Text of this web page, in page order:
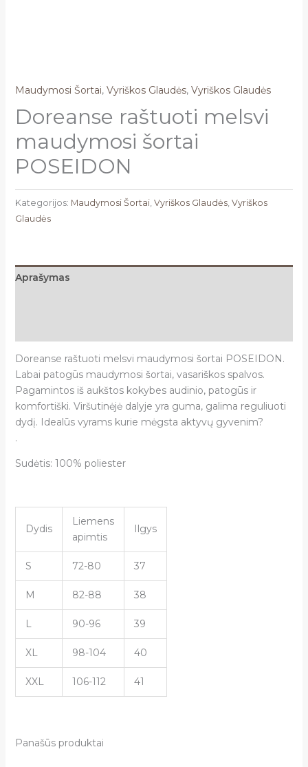
Maudymosi Šortai, Vyriškos Glaudės, Vyriškos Glaudės
Doreanse raštuoti melsvi
maudymosi šortai
POSEIDON
Kategorijos: Maudymosi Šortai, Vyriškos Glaudės, Vyriškos
Glaudės
Aprašymas
Doreanse raštuoti melsvi maudymosi šortai POSEIDON.
Labai patogūs maudymosi šortai, vasariškos spalvos.
Pagamintos iš aukštos kokybes audinio, patogūs ir
komfortiški. Viršutinėjė dalyje yra guma, galima reguliuoti
dydį. Idealūs vyrams kurie mėgsta aktyvų gyvenim?
.
Sudėtis: 100% poliester
Dydis
Liemens
apimtis
Ilgys
S 72-80 37
M 82-88 38
L 90-96 39
XL 98-104 40
XXL 106-112 41
Panašūs produktai